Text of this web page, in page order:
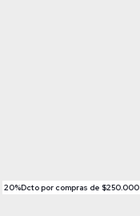
20%Dcto por compras de $250.000